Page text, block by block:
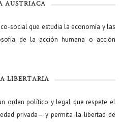
AUSTRIACA
social que estudia la economía y las
de la acción humana o acción
LIBERTARIA
orden político y legal que respete el
privada— y permita la libertad de